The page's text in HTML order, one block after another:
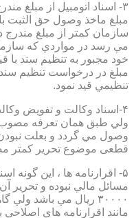
۳- اسناد اتومبيل از مبلغ
مبلغ ماخذ وصول حق الثبت
سازمان كمتر از مبلغ مندرج
مي رسد در مواردي كه
خود مجبور به تنظيم سند با
مبلغ در درخواست تنظيم
تنظيمي قيد نمود.
۴-اسناد وكالت و تفويض
ولي طبق همان تعرفه مصوب
وصول مي گردد و بعلت
قطعی موضوع تحریر کمتر
۵- اقرارنامه ها ، اين گونه
مسائل مالي نبوده و تحرير
۳۰۰۰۰ ريال مي باشد
مانند اقرارنامه هاي